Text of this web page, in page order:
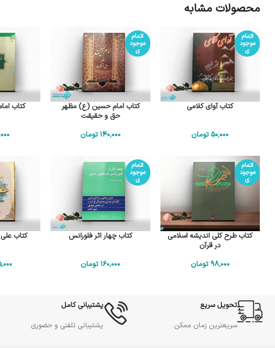
محصولات مشابه
اتمام
موجود
ی
کتاب آوای کلامی
50٬000 تومان
اتمام
موجود
ی
کتاب امام حسین (ع) مظهر
حق و حقیقت
140٬000تومان
کتاب
اتمام
موجود
ی
کتاب طرح کلی اندیشه اسلامی
در قرآن
98٬000تومان
اتمام
موجود
ی
کتاب چهار اثر فلورانس
160٬000تومان
کتاب
تحویل سریع
سریعترین زمان ممکن
پشتیبانی کامل
پشتیبانی تلفنی و حضوری